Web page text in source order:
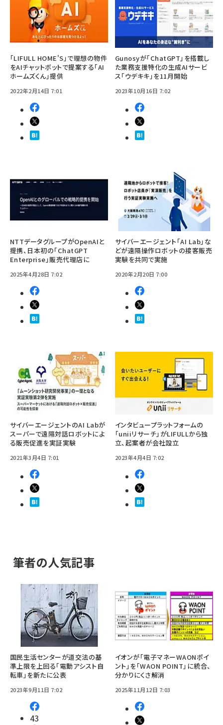
「LIFULL HOME'S」で理想の物件
をAIチャットボットで提案する「AI
ホームズくん」提供
2022年2月14日 7:01
Gunosyが「ChatGPT」を搭載し
た業務支援特化の生成AIサービ
ス「ウデキキ」を11月開始
2023年10月16日 7:02
NTTデータグループがOpenAIと
提携、日本初の「ChatGPT
Enterprise」販売代理店に
2025年4月28日 7:02
サイバーエージェント「AI Lab」な
どが遠隔操作ロボットの接客販売
実験を共同で実施
2020年2月20日 7:00
サイバーエージェントのAI Labが
スーパーで遠隔対話ロボットによ
る販売促進を実証実験
2021年3月4日 7:01
インタビュープラットフォームの
「uniiリサーチ」がLIFULLから独
立、起案者が会社設立
2023年4月4日 7:02
筆者の人気記事
国民生活センターが道交法の基
準上限を上回る「電動アシスト自
転車」を新たに公表
2023年9月11日 7:02
43
イオンが「電子マネーWAONポイ
ント」を「WAON POINT」に統合、
分かりにくさ解消
2025年11月12日 7:03